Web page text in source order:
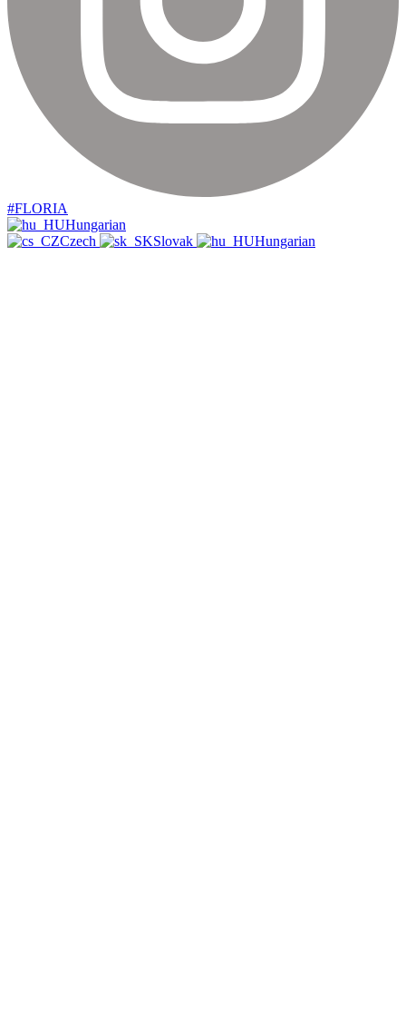
#FLORIA
Hungarian
Czech
Slovak Hungarian